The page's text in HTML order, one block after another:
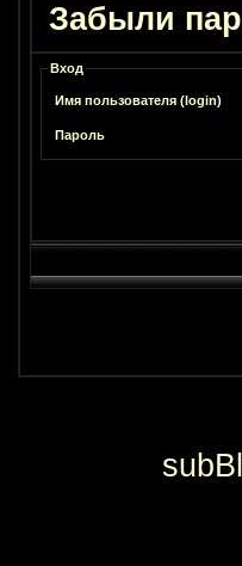
Забыли
Вход
Имя пользователя (login)
Пароль